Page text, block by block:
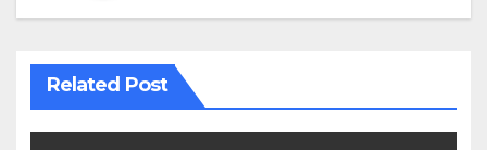
Related Post